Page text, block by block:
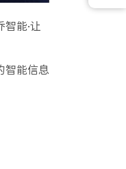
能·让
智能信息